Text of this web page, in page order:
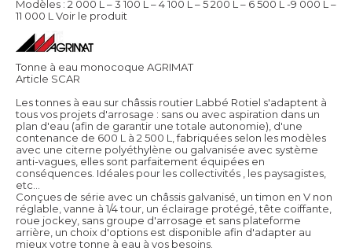
Modèles : 2 000 L – 3 100 L – 4 100 L – 5 200 L – 6 500 L -9 000 L –
11 000 L Voir le produit
Tonne à eau monocoque AGRIMAT
Article SCAR
Les tonnes à eau sur châssis routier Labbé Rotiel s'adaptent à
tous vos projets d'arrosage : sans ou avec aspiration dans un
plan d'eau (afin de garantir une totale autonomie), d'une
contenance de 600 L à 2 500 L, fabriquées selon les modèles
avec une citerne polyéthylène ou galvanisée avec système
anti-vagues, elles sont parfaitement équipées en
conséquences. Idéales pour les collectivités , les paysagistes,
etc...
Conçues de série avec un châssis galvanisé, un timon en V non
réglable, vanne à 1/4 tour, un éclairage protégé, tête coiffante,
roue jockey, sans groupe d'arrosage et sans plateforme
arrière, un choix d'options est disponible afin d'adapter au
mieux votre tonne à eau à vos besoins.